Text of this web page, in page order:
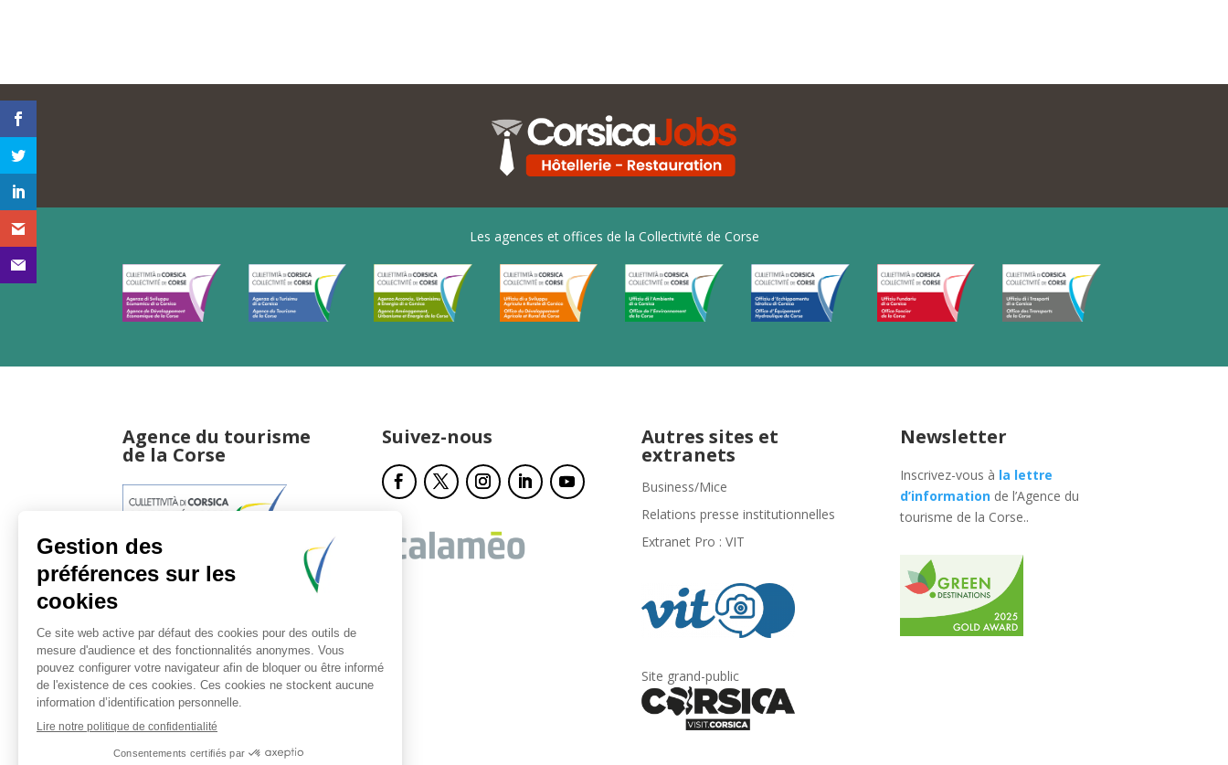
Les agences et offices de la Collectivité de Corse
Agence du tourisme
de la Corse
20181 Ajaccio Cedex 01
T : 04 95 51 77 77
Accueil et horaires
Nous contacter
Politique de confidentialité
Suivez-nous Autres sites et
extranets
Business/Mice
Relations presse institutionnelles
Extranet Pro : VIT
Site grand-public
Newsletter
Inscrivez-vous à la lettre
d’information de l’Agence du
tourisme de la Corse..